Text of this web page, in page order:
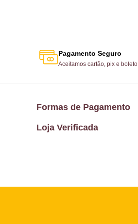
Pagamento Seguro
Aceitamos cartão, pix e boleto
Formas de Pagamento
Loja Verificada